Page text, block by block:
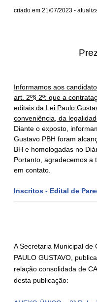
criado em 21/07/2023-
Informamos aos
art. 2º§ 2º: que a
editais da Lei Paulo
conveniência, da
Diante o exposto,
Gustavo PBH foram
BH e homologadas no
Portanto, agradecemos a
em contato.
Inscritos - Edital de
A Secretaria Municipal de
PAULO GUSTAVO,
relação consolidada de
desta publicação: